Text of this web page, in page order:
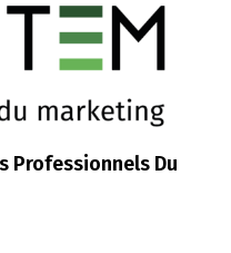
Professionnels Du